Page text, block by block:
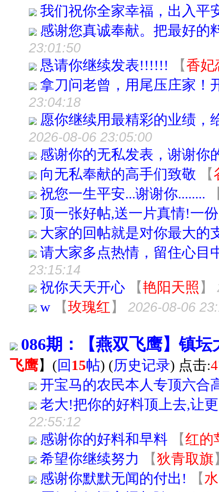
我们祝你全家幸福，出入平
感谢您真诚奉献。把最好的
23:01:50
恳请你继续发表!!!!!! 【香妃
拿刀问老曾，用尾压庄家！
23:04:18
愿你继续用最精彩的业绩，
2026-08-06 23:05:00
感谢你的无私发表，谢谢你
向无私奉献的高手们致敬
【
祝您一生平安...谢谢你........
顶一张好帖,送一片真情!一
大家的回帖就是对你最大的
请大家多点热情，留住心目
23:15:14
祝你天天开心 【艳阳天照 】
w 【玫瑰红 】 2026-08-06
086期：【燕双飞鹰】镇
飞鹰】 (回 15帖) (历史记录) 点击:
开宝马的农民本人专顶六合
老大!把你的好料顶上去,让
22:55:12
感谢你的好料和早料 【红的
希望你继续努力
【狄青取旗
感谢你默默无闻的付出!
【